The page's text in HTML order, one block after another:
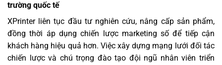
trường quốc tế
XPrinter liên tục đầu tư nghiên cứu, nâng cấp sản phẩm,
đồng thời áp dụng chiến lược marketing số để tiếp cận
khách hàng hiệu quả hơn. Việc xây dựng mạng lưới đối tác
chiến lược và chú trọng đào tạo đội ngũ nhân viên triển